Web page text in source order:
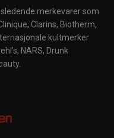
merkevarer som
Clarins, Biotherm,
kultmerker
NARS, Drunk